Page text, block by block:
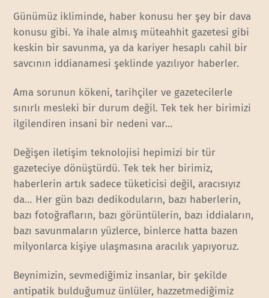
Günümüz ikliminde, haber konusu her şey bir dava
konusu gibi. Ya ihale almış müteahhit gazetesi gibi
keskin bir savunma, ya da kariyer hesaplı cahil bir
savcının iddianamesi şeklinde yazılıyor haberler.
Ama sorunun kökeni, tarihçiler ve gazetecilerle
sınırlı mesleki bir durum değil. Tek tek her birimizi
ilgilendiren insani bir nedeni var…
Değişen iletişim teknolojisi hepimizi bir tür
gazeteciye dönüştürdü. Tek tek her birimiz,
haberlerin artık sadece tüketicisi değil, aracısıyız
da… Her gün bazı dedikoduların, bazı haberlerin,
bazı fotoğrafların, bazı görüntülerin, bazı iddiaların,
bazı savunmaların yüzlerce, binlerce hatta bazen
milyonlarca kişiye ulaşmasına aracılık yapıyoruz.
Beynimizin, sevmediğimiz insanlar, bir şekilde
antipatik bulduğumuz ünlüler, hazzetmediğimiz